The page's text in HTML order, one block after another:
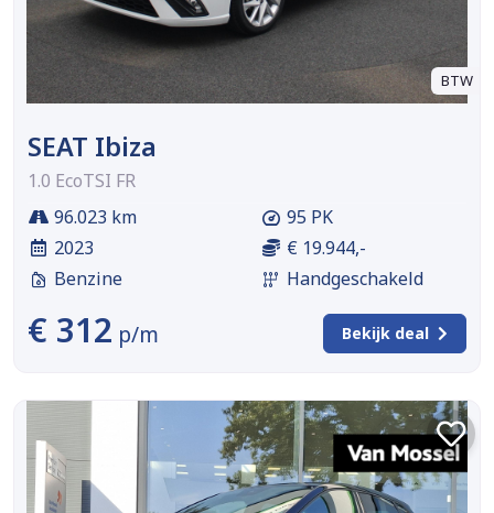
BTW
SEAT Ibiza
1.0 EcoTSI FR
96.023 km
2023
Benzine
95 PK
€ 19.944,-
Handgeschakeld
€ 312 p/m Bekijk deal